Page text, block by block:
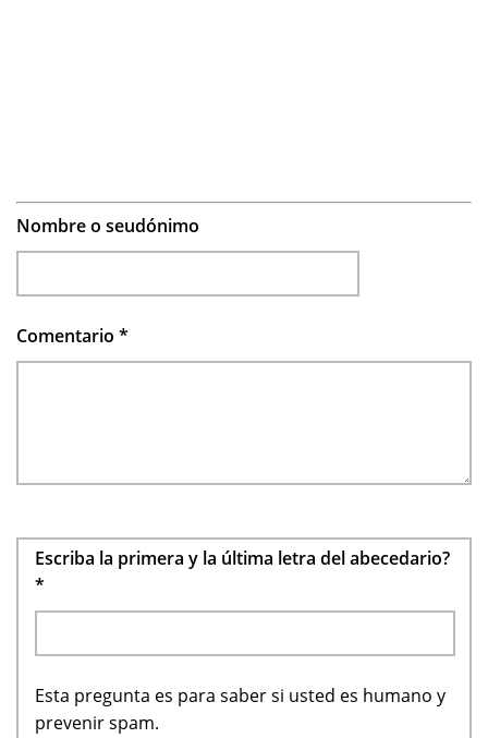
Nombre o seudónimo
Comentario *
Escriba la primera y la última letra del abecedario?
*
Esta pregunta es para saber si usted es humano y
prevenir spam.